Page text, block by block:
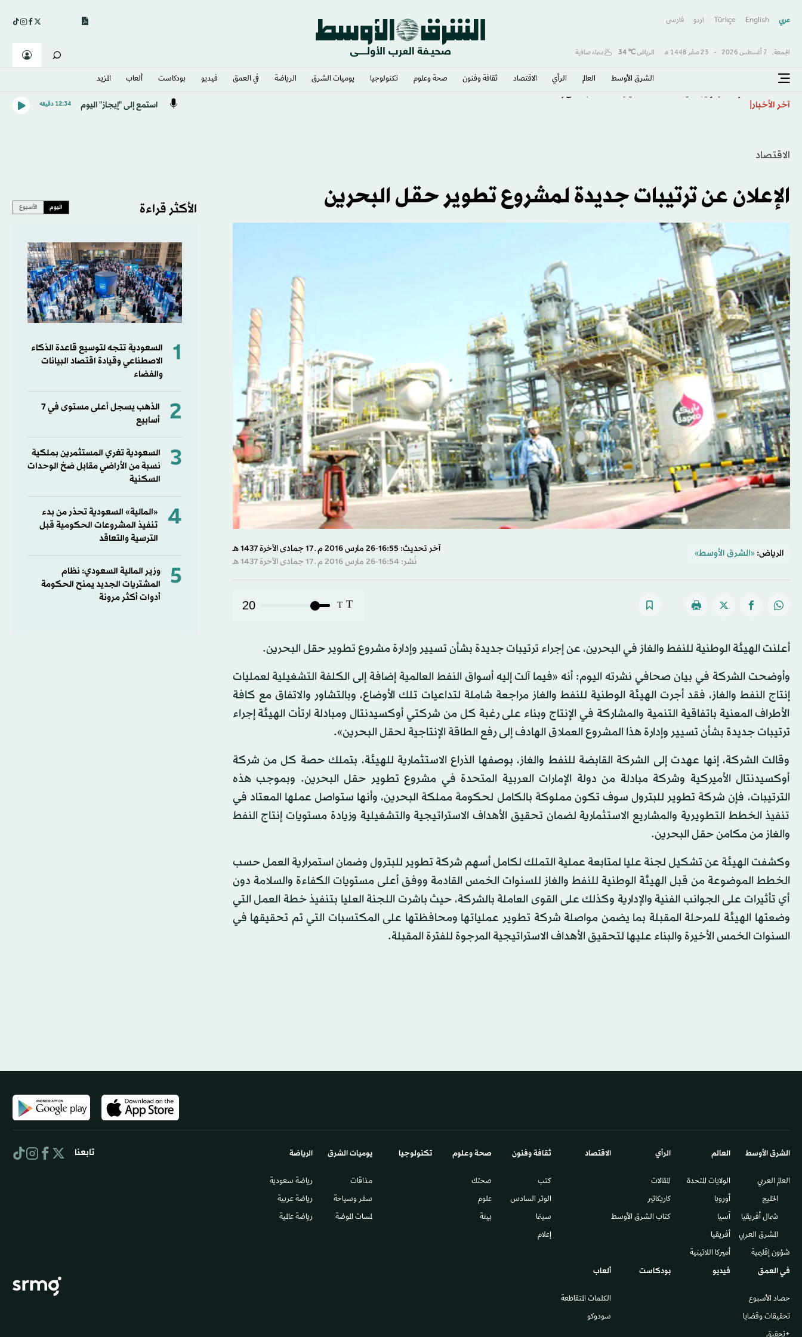
عربي English
Türkçe اردو فارسى
الجمعة, 7 أغسطس 2026 - 23 صفَر 1448 هـ الرياض℃
34 سماء صافية
الشرق الأوسط​ العالم الرأي الاقتصاد ثقافة وفنون صحة وعلوم تكنولوجيا يوميات الشرق​ الرياضة في العمق فيديو بودكاست ألعاب المزيد
آخر الأخبار استمع إلى "إيجاز" اليوم 12:34 دقيقه
الاقتصاد
الإعلان عن ترتيبات جديدة لمشروع تطوير حقل البحرين
الرياض: «الشرق الأوسط»
آخر تحديث: 16:55-26 مارس 2016 م ـ 17 جمادى الآخرة 1437 هـ
نُشر: 16:54-26 مارس 2016 م ـ 17 جمادى الآخرة 1437 هـ
T
T
20
أعلنت الهيئة الوطنية للنفط والغاز في البحرين، عن إجراء ترتيبات جديدة بشأن تسيير وإدارة مشروع تطوير حقل البحرين.
وأوضحت الشركة في بيان صحافي نشرته اليوم: أنه «فيما آلت إليه أسواق النفط العالمية إضافة إلى الكلفة التشغيلية لعمليات
إنتاج النفط والغاز، فقد أجرت الهيئة الوطنية للنفط والغاز مراجعة شاملة لتداعيات تلك الأوضاع، وبالتشاور والاتفاق مع كافة
الأطراف المعنية باتفاقية التنمية والمشاركة في الإنتاج وبناء على رغبة كل من شركتي أوكسيدنتال ومبادلة ارتأت الهيئة إجراء
ترتيبات جديدة بشأن تسيير وإدارة هذا المشروع العملاق الهادف إلى رفع الطاقة الإنتاجية لحقل البحرين».
وقالت الشركة، إنها عهدت إلى الشركة القابضة للنفط والغاز، بوصفها الذراع الاستثمارية للهيئة، بتملك حصة كل من شركة
أوكسيدنتال الأميركية وشركة مبادلة من دولة الإمارات العربية المتحدة في مشروع تطوير حقل البحرين. وبموجب هذه
الترتيبات، فإن شركة تطوير للبترول سوف تكون مملوكة بالكامل لحكومة مملكة البحرين، وأنها ستواصل عملها المعتاد في
تنفيذ الخطط التطويرية والمشاريع الاستثمارية لضمان تحقيق الأهداف الاستراتيجية والتشغيلية وزيادة مستويات إنتاج النفط
والغاز من مكامن حقل البحرين.
وكشفت الهيئة عن تشكيل لجنة عليا لمتابعة عملية التملك لكامل أسهم شركة تطوير للبترول وضمان استمرارية العمل حسب
الخطط الموضوعة من قبل الهيئة الوطنية للنفط والغاز للسنوات الخمس القادمة ووفق أعلى مستويات الكفاءة والسلامة دون
أي تأثيرات على الجوانب الفنية والإدارية وكذلك على القوى العاملة بالشركة، حيث باشرت اللجنة العليا بتنفيذ خطة العمل التي
وضعتها الهيئة للمرحلة المقبلة بما يضمن مواصلة شركة تطوير عملياتها ومحافظتها على المكتسبات التي تم تحقيقها في
السنوات الخمس الأخيرة والبناء عليها لتحقيق الأهداف الاستراتيجية المرجوة للفترة المقبلة.
الأكثر قراءة اليوم الأسبوع
1
السعودية تتجه لتوسيع قاعدة الذكاء
الاصطناعي وقيادة اقتصاد البيانات
والفضاء
2
الذهب يسجل أعلى مستوى في 7
أسابيع
3
السعودية تغري المستثمرين بملكية
نسبة من الأراضي مقابل ضخ الوحدات
السكنية
4
«المالية» السعودية تحذر من بدء
تنفيذ المشروعات الحكومية قبل
الترسية والتعاقد
5
وزير المالية السعودي: نظام
المشتريات الجديد يمنح الحكومة
أدوات أكثر مرونة
الشرق الأوسط​
العالم العربي
الخليج
شمال أفريقيا
المشرق العربي
شؤون إقليمية
العالم
الولايات المتحدة
أوروبا
آسيا
أفريقيا
أميركا اللاتينية
الرأي
المقالات
كاريكاتير
كتاب الشرق الأوسط
الاقتصاد ثقافة وفنون
كتب
الوتر السادس​
سينما
إعلام
صحة وعلوم
صحتك
علوم
بيئة
تكنولوجيا يوميات الشرق​
مذاقات
سفر وسياحة
لمسات الموضة
الرياضة
رياضة سعودية
رياضة عربية
رياضة عالمية
في العمق
حصاد الأسبوع
تحقيقات وقضايا
+تحقيق
فيديو بودكاست ألعاب
الكلمات المتقاطعة
سودوكو
تابعنا